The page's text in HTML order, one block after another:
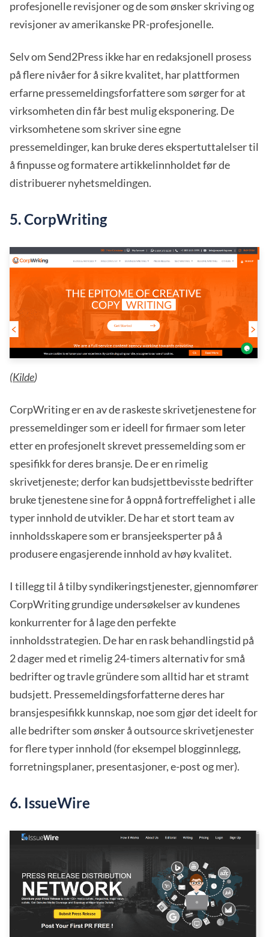
profesjonelle revisjoner og de som ønsker skriving og
revisjoner av amerikanske PR-profesjonelle.
Selv om Send2Press ikke har en redaksjonell prosess
på flere nivåer for å sikre kvalitet, har plattformen
erfarne pressemeldingsforfattere som sørger for at
virksomheten din får best mulig eksponering. De
virksomhetene som skriver sine egne
pressemeldinger, kan bruke deres ekspertuttalelser til
å finpusse og formatere artikkelinnholdet før de
distribuerer nyhetsmeldingen.
5. CorpWriting
(Kilde)
CorpWriting er en av de raskeste skrivetjenestene for
pressemeldinger som er ideell for firmaer som leter
etter en profesjonelt skrevet pressemelding som er
spesifikk for deres bransje. De er en rimelig
skrivetjeneste; derfor kan budsjettbevisste bedrifter
bruke tjenestene sine for å oppnå fortreffelighet i alle
typer innhold de utvikler. De har et stort team av
innholdsskapere som er bransjeeksperter på å
produsere engasjerende innhold av høy kvalitet.
I tillegg til å tilby syndikeringstjenester, gjennomfører
CorpWriting grundige undersøkelser av kundenes
konkurrenter for å lage den perfekte
innholdsstrategien. De har en rask behandlingstid på
2 dager med et rimelig 24-timers alternativ for små
bedrifter og travle gründere som alltid har et stramt
budsjett. Pressemeldingsforfatterne deres har
bransjespesifikk kunnskap, noe som gjør det ideelt for
alle bedrifter som ønsker å outsource skrivetjenester
for flere typer innhold (for eksempel blogginnlegg,
forretningsplaner, presentasjoner, e-post og mer).
6. IssueWire